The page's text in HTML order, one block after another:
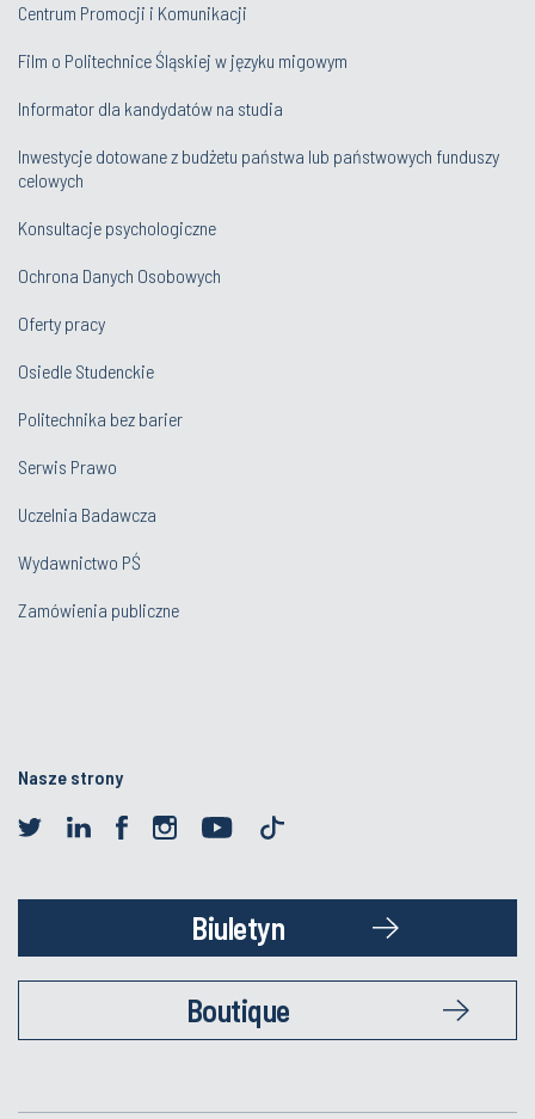
Centrum Promocji i Komunikacji
Film o Politechnice Śląskiej w języku migowym
Informator dla kandydatów na studia
Inwestycje dotowane z budżetu państwa lub państwowych funduszy
celowych
Konsultacje psychologiczne
Ochrona Danych Osobowych
Oferty pracy
Osiedle Studenckie
Politechnika bez barier
Serwis Prawo
Uczelnia Badawcza
Wydawnictwo PŚ
Zamówienia publiczne
Nasze strony
Biuletyn
Boutique